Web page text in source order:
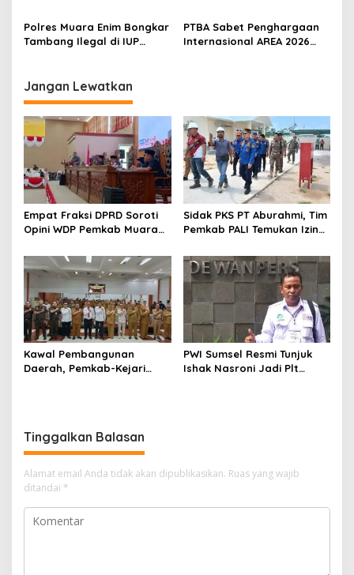
IUP Perseroan
Polres Muara Enim Bongkar
Tambang Ilegal di IUP
PTBA Sabet Penghargaan
Internasional AREA 2026
Jangan Lewatkan
Empat Fraksi DPRD Soroti
Opini WDP Pemkab Muara
Kelola Keuangan
Sidak PKS PT Aburahmi, Tim
Pemkab PALI Temukan Izin
Kawal Pembangunan
Daerah, Pemkab-Kejari
PWI Sumsel Resmi Tunjuk
Ishak Nasroni Jadi Plt
Tinggalkan Balasan
Alamat email Anda tidak akan dipublikasikan. Ruas yang wajib
ditandai *